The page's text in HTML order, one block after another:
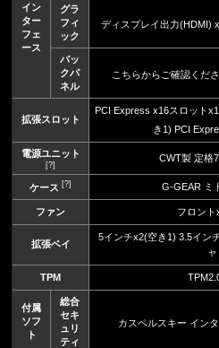
イン
ター
フェ
ース
グラ
フィ
ック
ディスプレイ出力(HDMI)
バッ
クパ
ネル
こちらからご確認くだ
拡張スロット
PCI Express x16スロット
き1) PCI
電源ユニット
[?]
CWT製 定格
ケース [?] G-GEAR ミ
ファン フロン
拡張ベイ
5インチx2(空き1) 3.5イン
TPM
付属
ソフ
ト
総合
セキ
ュリ
ティ
カスペルスキー イン